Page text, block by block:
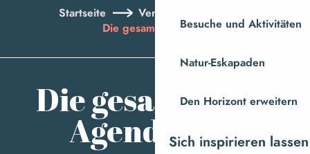
Besuche und Aktivitäten
Natur-Eskapaden
Den Horizont erweitern
Sich inspirieren lassen
Startseite
Veranstaltungen
Die gesamte Agenda
Die gesamte
Agenda